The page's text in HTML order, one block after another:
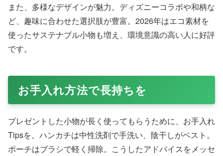
また、多様なデザインが魅力。ディズニーコラボや和柄な
ど、趣味に合わせた選択肢が豊富。2026年はエコ素材を
使ったサステナブル小物も増え、環境意識の高い人に好評
です。
お手入れ方法で長持ちを
プレゼントした小物が長く使ってもらうために、お手入れ
Tipsを。ハンカチは中性洗剤で手洗い、陰干しがベスト。
ポーチはブラシで軽く掃除。こうしたアドバイスをメッセ